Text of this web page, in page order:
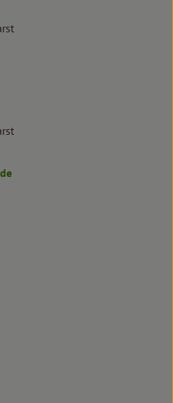
verbraucher
www.oekokiste.de/